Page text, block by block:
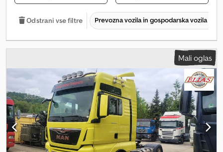
Odstrani vse filtre Prevozna vozila in gospodarska vozila
Mali oglas